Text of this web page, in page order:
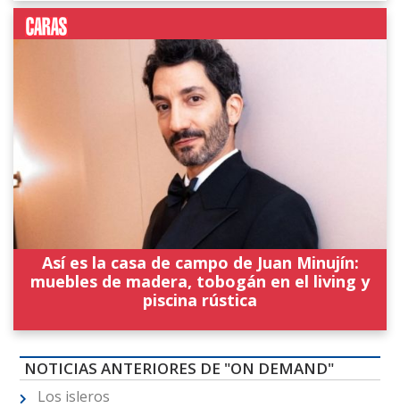
Así es la casa de campo de Juan Minujín:
muebles de madera, tobogán en el living y
piscina rústica
NOTICIAS ANTERIORES DE "ON DEMAND"
Los isleros